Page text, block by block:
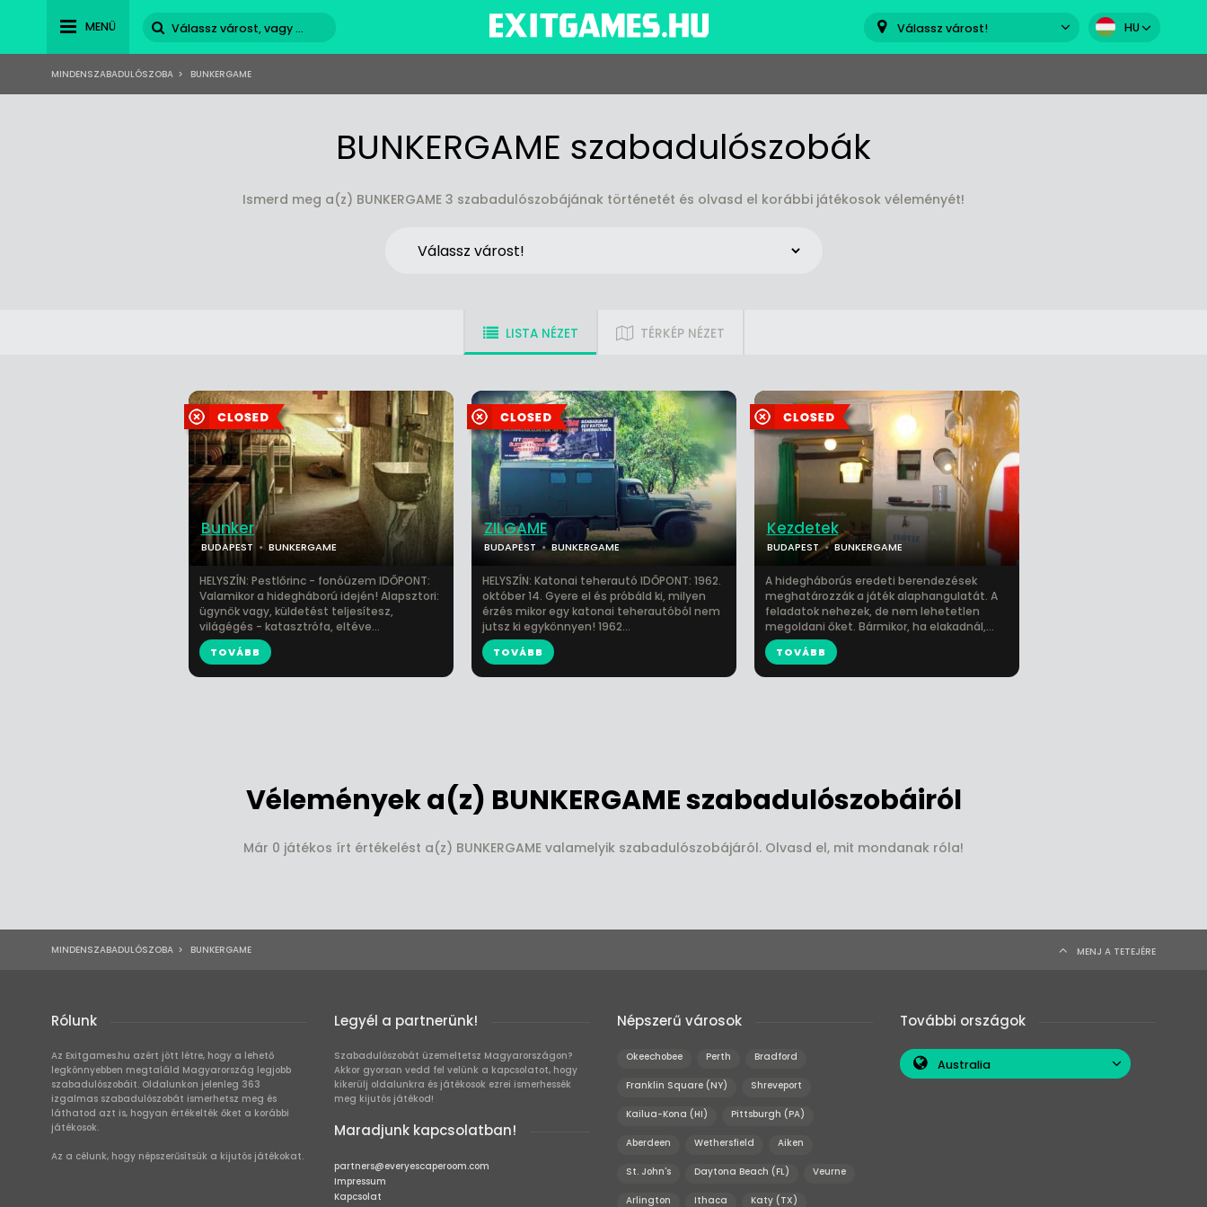
MENÜ Válassz várost! HU
MINDENSZABADULÓSZOBA > BUNKERGAME
BUNKERGAME szabadulószobák
Ismerd meg a(z) BUNKERGAME 3 szabadulószobájának történetét és olvasd el korábbi játékosok véleményét!
LISTA NÉZET TÉRKÉP NÉZET
Bunker
BUDAPEST BUNKERGAME
HELYSZÍN: Pestlőrinc - fonóüzem IDŐPONT:
Valamikor a hidegháború idején! Alapsztori:
ügynök vagy, küldetést teljesítesz,
világégés - katasztrófa, eltéve...
TOVÁBB
ZILGAME
BUDAPEST BUNKERGAME
HELYSZÍN: Katonai teherautó IDŐPONT: 1962.
október 14. Gyere el és próbáld ki, milyen
érzés mikor egy katonai teherautóból nem
jutsz ki egykönnyen! 1962...
TOVÁBB
Kezdetek
BUDAPEST BUNKERGAME
A hidegháborús eredeti berendezések
meghatározzák a játék alaphangulatát. A
feladatok nehezek, de nem lehetetlen
megoldani őket. Bármikor, ha elakadnál,...
TOVÁBB
Vélemények a(z) BUNKERGAME szabadulószobáiról
Már 0 játékos írt értékelést a(z) BUNKERGAME valamelyik szabadulószobájáról. Olvasd el, mit mondanak róla!
MINDENSZABADULÓSZOBA > BUNKERGAME MENJ A TETEJÉRE
Rólunk
Az Exitgames.hu azért jött létre, hogy a lehető
legkönnyebben megtaláld Magyarország legjobb
szabadulószobáit. Oldalunkon jelenleg 363
izgalmas szabadulószobát ismerhetsz meg és
láthatod azt is, hogyan értékelték őket a korábbi
játékosok.
Az a célunk, hogy népszerűsítsük a kijutós játékokat.
Legyél a partnerünk!
Szabadulószobát üzemeltetsz Magyarországon?
Akkor gyorsan vedd fel velünk a kapcsolatot, hogy
kikerülj oldalunkra és játékosok ezrei ismerhessék
meg kijutós játékod!
Maradjunk kapcsolatban!
partners@everyescaperoom.com
Impressum
Kapcsolat
Népszerű városok
Okeechobee Perth Bradford
Franklin Square (NY) Shreveport
Kailua-Kona (HI) Pittsburgh (PA)
Aberdeen Wethersfield Aiken
St. John's Daytona Beach (FL) Veurne
Arlington Ithaca Katy (TX)
További országok
Australia